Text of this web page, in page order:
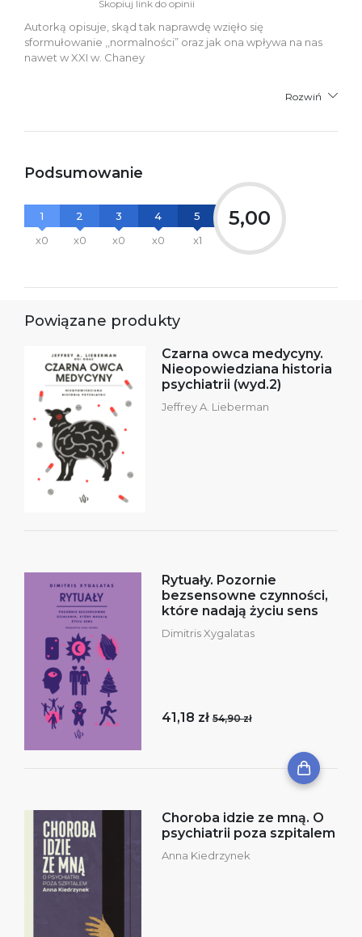
Skopiuj link do opinii
Autorką opisuje, skąd tak naprawdę wzięło się
sformułowanie ,,normalności” oraz jak ona wpływa na nas
nawet w XXI w. Chaney
Rozwiń
Podsumowanie
1
x0
2
x0
3
x0
4
x0
5
x1
5,00
Powiązane produkty
Czarna owca medycyny.
Nieopowiedziana historia
psychiatrii (wyd.2)
Jeffrey A. Lieberman
Rytuały. Pozornie
bezsensowne czynności,
które nadają życiu sens
Dimitris Xygalatas
41,18 zł 54,90 zł
Choroba idzie ze mną. O
psychiatrii poza szpitalem
Anna Kiedrzynek